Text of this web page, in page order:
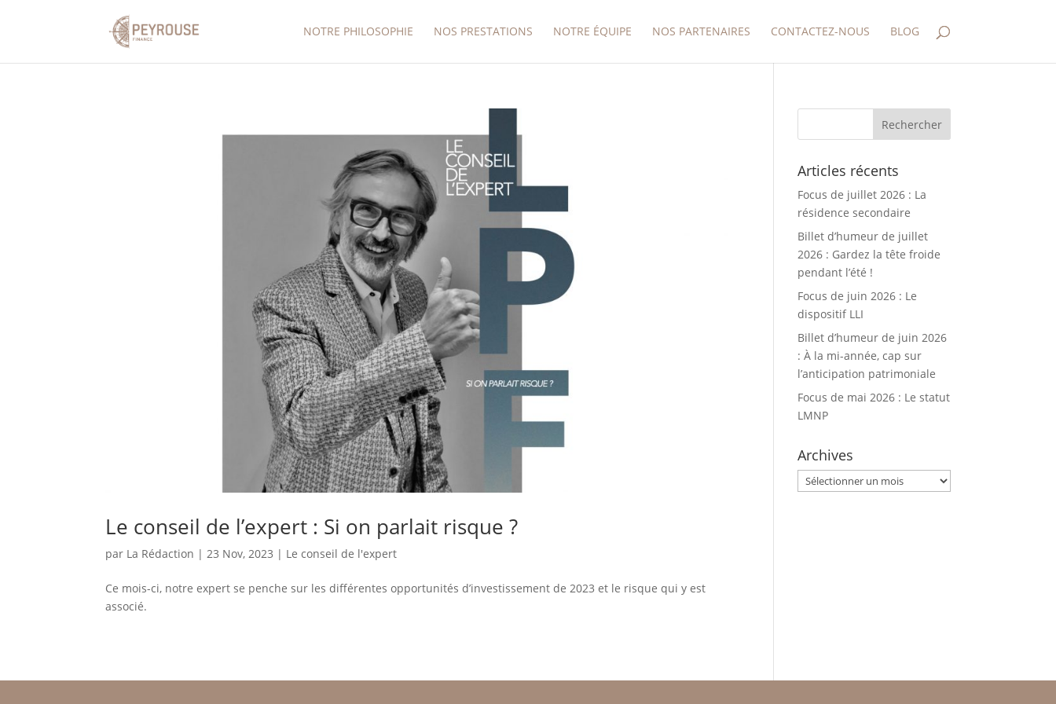
NOTRE PHILOSOPHIE NOS PRESTATIONS NOTRE ÉQUIPE NOS PARTENAIRES CONTACTEZ-NOUS BLOG
Le conseil de l’expert : Si on parlait risque ?
par La Rédaction | 23 Nov, 2023 | Le conseil de l'expert
Ce mois-ci, notre expert se penche sur les différentes opportunités d’investissement de 2023 et le risque qui y est
associé.
Articles récents
Focus de juillet 2026 : La
résidence secondaire
Billet d’humeur de juillet
2026 : Gardez la tête froide
pendant l’été !
Focus de juin 2026 : Le
dispositif LLI
Billet d’humeur de juin 2026
: À la mi-année, cap sur
l’anticipation patrimoniale
Focus de mai 2026 : Le statut
LMNP
Archives
Archives